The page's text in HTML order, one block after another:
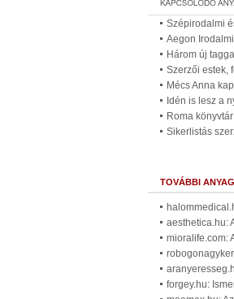
Szépirodalmi
Aegon
Három új
Szerzői estek,
Mécs Anna
Idén is lesz a
Roma
Sikerlistás
TOVÁBBI
aesthetica.hu:
mioralife.com:
forgey.hu: